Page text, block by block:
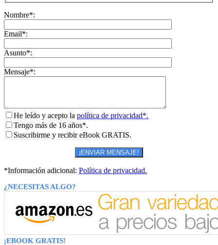
Nombre*:
Email*:
Asunto*:
Mensaje*:
He leído y acepto la política de privacidad*.
Tengo más de 16 años*.
Suscribirme y recibir eBook GRATIS.
*Información adicional: Política de privacidad.
¿NECESITAS ALGO?
¡EBOOK GRATIS!